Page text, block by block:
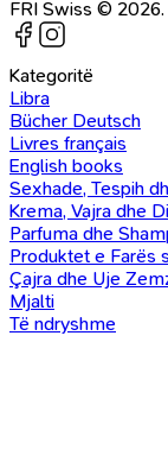
FRI Swiss © 2026.
Kategoritë
Libra
Bücher Deutsch
Livres français
English books
Sexhade, Tespih
Krema, Vajra dhe
Parfuma dhe
Produktet e Farës
Çajra dhe Uje
Mjalti
Të ndryshme